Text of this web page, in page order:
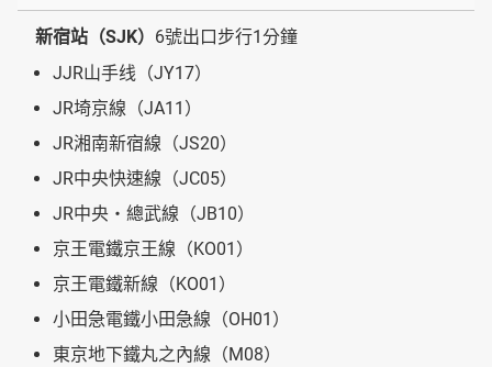
新宿站（SJK） 6號出口步行1分鐘
JJR山手线（JY17）
JR埼京線（JA11）
JR湘南新宿線（JS20）
JR中央快速線（JC05）
JR中央・總武線（JB10）
京王電鐵京王線（KO01）
京王電鐵新線（KO01）
小田急電鐵小田急線（OH01）
東京地下鐵丸之內線（M08）